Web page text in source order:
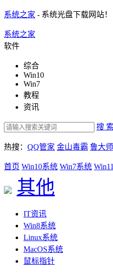
系统之家 - 系统光盘下载网站！
系统之家
软件
综合
Win10
Win7
教程
资讯
搜 索
热搜： QQ管家 金山毒霸 鲁大师
首页 Win10系统 Win7系统
其他
IT资讯
Win8系统
Linux系统
MacOS系统
鼠标指针